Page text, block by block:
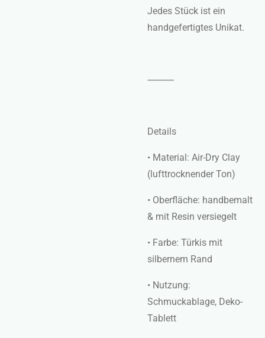
Jedes Stück ist ein
handgefertigtes Unikat.
⸻
Details
• Material: Air-Dry Clay
(lufttrocknender Ton)
• Oberfläche: handbemalt
& mit Resin versiegelt
• Farbe: Türkis mit
silbernem Rand
• Nutzung:
Schmuckablage, Deko-
Tablett